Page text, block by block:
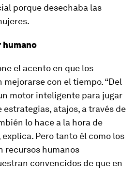
porque desechaba las
humano
el acento en que los
con el tiempo. “Del
motor inteligente para jugar
estrategias, atajos, a través de
lo hace a la hora de
Pero tanto él como los
recursos humanos
convencidos de que en